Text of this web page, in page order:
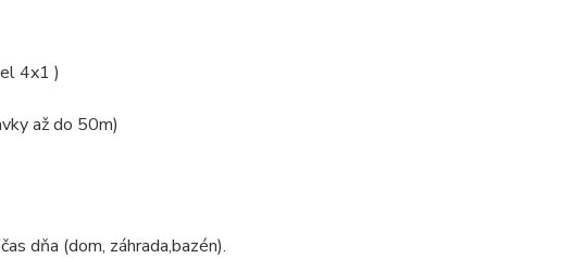
4x1 )
až do 50m)
dňa (dom, záhrada,bazén).